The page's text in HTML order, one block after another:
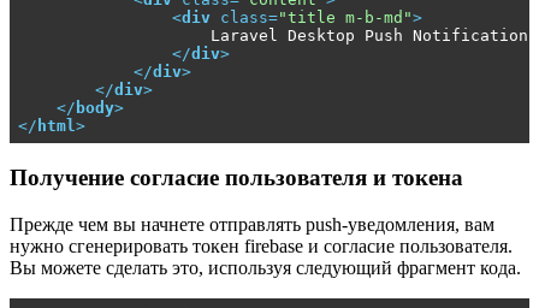
<div class="title m-b-md">
                    Laravel Desktop Push Notifications
</div>
</div>
</div>
</ body>
</ html>
Получение согласие пользователя и токена
Прежде чем вы начнете отправлять push-уведомления, вам
нужно сгенерировать токен firebase и согласие пользователя.
Вы можете сделать это, используя следующий фрагмент кода.